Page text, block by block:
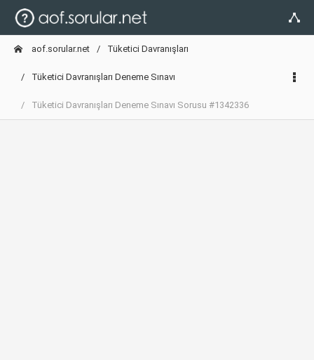
aof.sorular.net Tüketici Davranışları
Tüketici Davranışları Deneme Sınavı
Tüketici Davranışları Deneme Sınavı Sorusu #1342336